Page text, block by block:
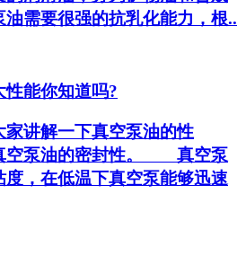
需要很强的抗乳化能力，根..
能你知道吗?
讲解一下真空泵油的性
泵油的密封性。 真空泵
度，在低温下真空泵能够迅速